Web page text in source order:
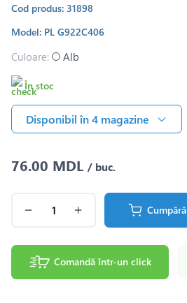
Cod produs: 31898
Model: PL G922C406
Culoare: Alb
În stoc
Disponibil în 4 magazine
76.00 MDL / buc.
Cumpără
Comandă într-un click